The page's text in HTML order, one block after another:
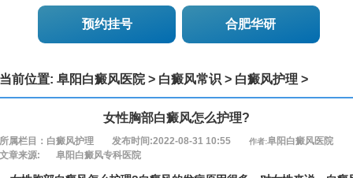
预约挂号 合肥华研
当前位置:阜阳白癜风医院> 白癜风常识 > 白癜风护理 >
女性胸部白癜风怎么护理?
所属栏目：白癜风护理 发布时间:2022-08-31 10:55 作者:阜阳白癜风医院
文章来源:
阜阳白癜风专科医院